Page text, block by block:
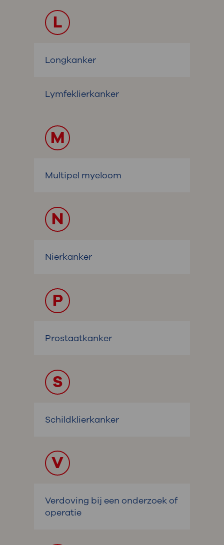
L
Longkanker
Lymfeklierkanker
M
Multipel myeloom
N
Nierkanker
P
Prostaatkanker
S
Schildklierkanker
V
Verdoving bij een onderzoek of
operatie